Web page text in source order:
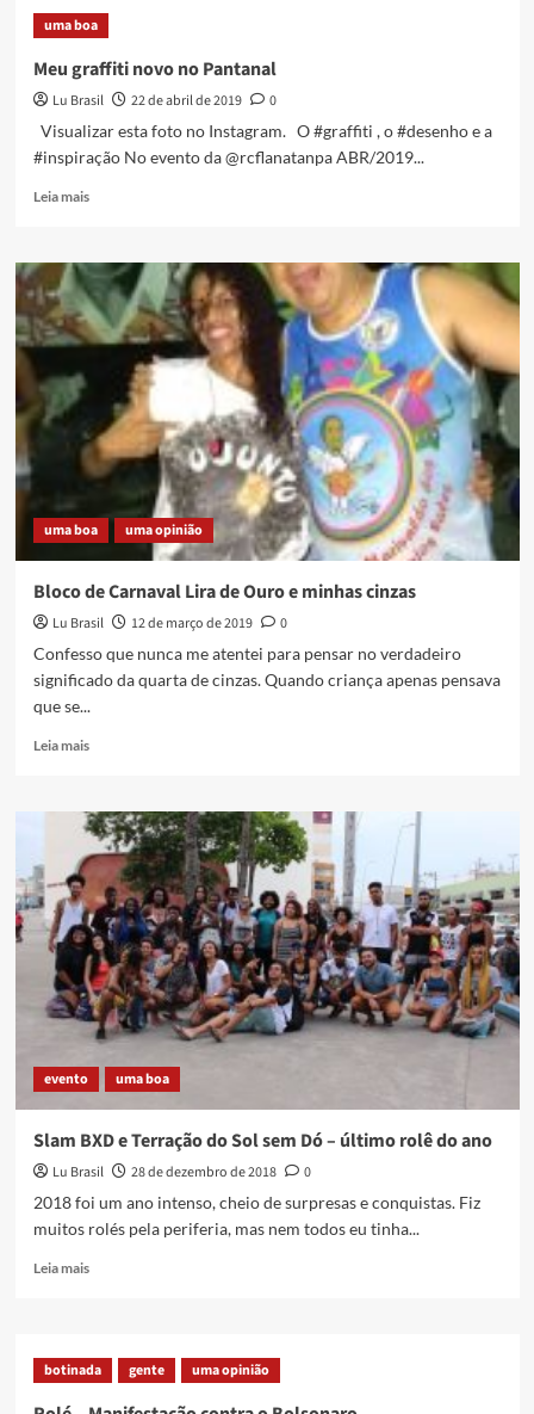
Pantanal
recebe
cores
–
Ação
RCF
Lanatanpa
uma boa
Meu graffiti novo no Pantanal
Lu Brasil 22 de abril de 2019
0
Visualizar esta foto no Instagram. O #graffiti , o #desenho e a
#inspiração No evento da @rcflanatanpa ABR/2019...
Leia maisRead
Meu
graffiti
novo
no
uma boa uma opinião
Bloco de Carnaval Lira de Ouro e minhas cinzas
Lu Brasil 12 de março de 2019
0
Confesso que nunca me atentei para pensar no verdadeiro
significado da quarta de cinzas. Quando criança apenas pensava
que se...
Leia maisRead
Bloco
de
Carnaval
Lira
de
Ouro
e
minhas
cinzas
evento uma boa
Slam BXD e Terração do Sol sem Dó – último rolê do ano
Lu Brasil 28 de dezembro de 2018
0
2018 foi um ano intenso, cheio de surpresas e conquistas. Fiz
muitos rolés pela periferia, mas nem todos eu tinha...
Leia maisRead
BXD
e
botinada gente uma opinião